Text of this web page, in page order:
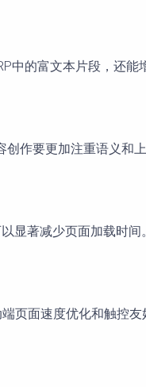
中的富文本片段，还能
创作要更加注重语义和
显著减少页面加载时间
页面速度优化和触控